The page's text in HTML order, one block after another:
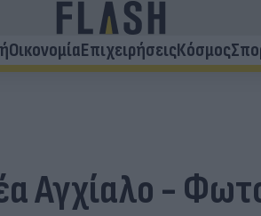
ΟικονομίαΕπιχειρήσειςΚόσμος
Αγχίαλο -